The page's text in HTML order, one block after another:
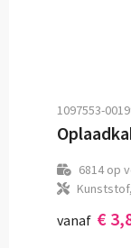
1097553-
6814op
vanaf €